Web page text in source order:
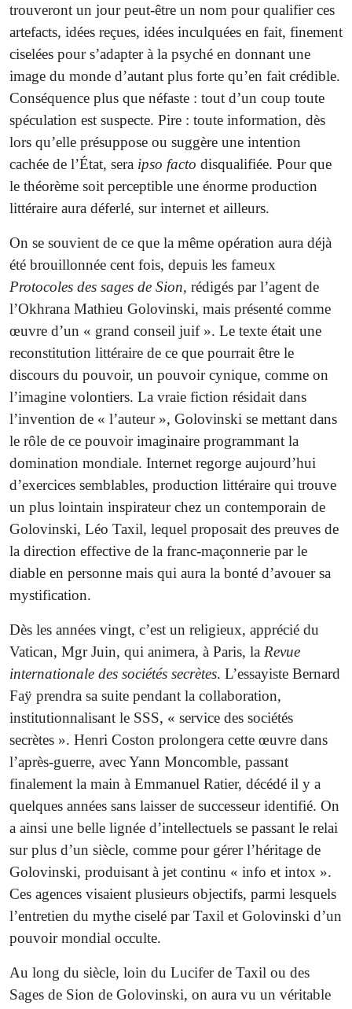
trouveront un jour peut-être un nom pour qualifier ces
artefacts, idées reçues, idées inculquées en fait, finement
ciselées pour s’adapter à la psyché en donnant une
image du monde d’autant plus forte qu’en fait crédible.
Conséquence plus que néfaste : tout d’un coup toute
spéculation est suspecte. Pire : toute information, dès
lors qu’elle présuppose ou suggère une intention
cachée de l’État, sera ipso facto disqualifiée. Pour que
le théorème soit perceptible une énorme production
littéraire aura déferlé, sur internet et ailleurs.
On se souvient de ce que la même opération aura déjà
été brouillonnée cent fois, depuis les fameux
Protocoles des sages de Sion, rédigés par l’agent de
l’Okhrana Mathieu Golovinski, mais présenté comme
œuvre d’un « grand conseil juif ». Le texte était une
reconstitution littéraire de ce que pourrait être le
discours du pouvoir, un pouvoir cynique, comme on
l’imagine volontiers. La vraie fiction résidait dans
l’invention de « l’auteur », Golovinski se mettant dans
le rôle de ce pouvoir imaginaire programmant la
domination mondiale. Internet regorge aujourd’hui
d’exercices semblables, production littéraire qui trouve
un plus lointain inspirateur chez un contemporain de
Golovinski, Léo Taxil, lequel proposait des preuves de
la direction effective de la franc-maçonnerie par le
diable en personne mais qui aura la bonté d’avouer sa
mystification.
Dès les années vingt, c’est un religieux, apprécié du
Vatican, Mgr Juin, qui animera, à Paris, la Revue
internationale des sociétés secrètes. L’essayiste Bernard
Faÿ prendra sa suite pendant la collaboration,
institutionnalisant le SSS, « service des sociétés
secrètes ». Henri Coston prolongera cette œuvre dans
l’après-guerre, avec Yann Moncomble, passant
finalement la main à Emmanuel Ratier, décédé il y a
quelques années sans laisser de successeur identifié. On
a ainsi une belle lignée d’intellectuels se passant le relai
sur plus d’un siècle, comme pour gérer l’héritage de
Golovinski, produisant à jet continu « info et intox ».
Ces agences visaient plusieurs objectifs, parmi lesquels
l’entretien du mythe ciselé par Taxil et Golovinski d’un
pouvoir mondial occulte.
Au long du siècle, loin du Lucifer de Taxil ou des
Sages de Sion de Golovinski, on aura vu un véritable